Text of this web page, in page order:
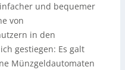
und bequemer
von
in den
gestiegen: Es galt
Münzgeldautomaten